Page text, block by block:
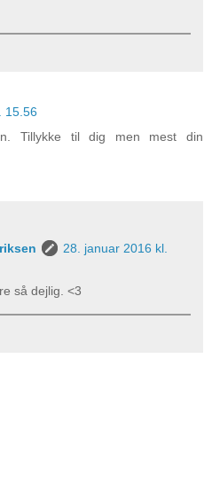
15.56
Tillykke til dig men mest din
28. januar 2016 kl.
så dejlig. <3